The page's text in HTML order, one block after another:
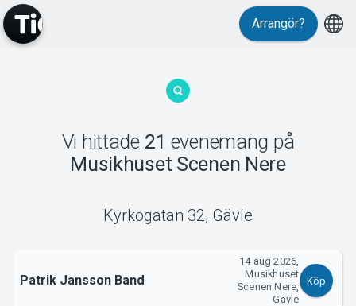
Evenemang
MyTickster
Arrangör?
Vi hittade 21 evenemang på
Musikhuset Scenen Nere
Kyrkogatan 32, Gävle
Patrik Jansson Band
14 aug 2026,
Musikhuset
Scenen Nere,
Gävle
Köp